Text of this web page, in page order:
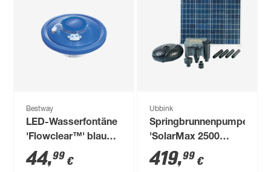
Bestway
LED-Wasserfontäne
'Flowclear™' blau
Ø18,5 cm, inklusive
Lithium-Akku
44,99 €
Ubbink
Springbrunnenpumpe
'SolarMax 2500
Accu' 53 x 3 x 67 cm
419,99 €